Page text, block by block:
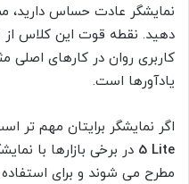
دهید. نقطه قوت این کلاس
کاربری روان در کارهای اصلی
یادآورها است.
اگر نمایشگر برایتان مهم تر
5 Lite
مطرح می شوند و برای استفاده